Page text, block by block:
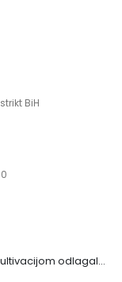
BiH
Zaštita životne sredine rekultivacijom odlagališta